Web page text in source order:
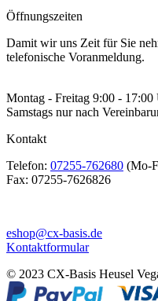
Öffnungszeiten
Damit wir uns Zeit für Sie
telefonische Voranmeldung.
Montag - Freitag 9:00 - 17:00
Samstags nur nach
Kontakt
Telefon: 07255-762680 (Mo-
Fax: 07255-7626826
eshop@cx-basis.de
Kontaktformular
© 2023 CX-Basis Heusel